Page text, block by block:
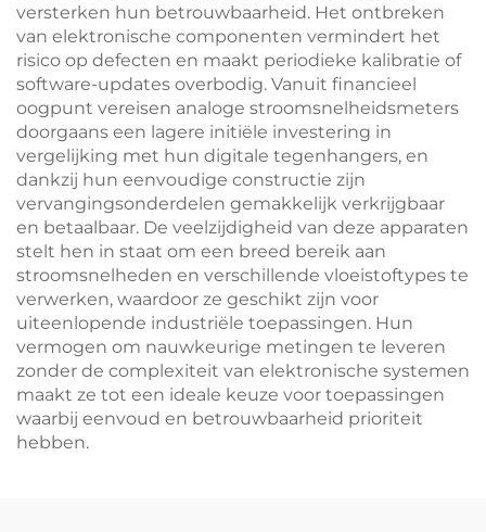
versterken hun betrouwbaarheid. Het ontbreken
van elektronische componenten vermindert het
risico op defecten en maakt periodieke kalibratie of
software-updates overbodig. Vanuit financieel
oogpunt vereisen analoge stroomsnelheidsmeters
doorgaans een lagere initiële investering in
vergelijking met hun digitale tegenhangers, en
dankzij hun eenvoudige constructie zijn
vervangingsonderdelen gemakkelijk verkrijgbaar
en betaalbaar. De veelzijdigheid van deze apparaten
stelt hen in staat om een breed bereik aan
stroomsnelheden en verschillende vloeistoftypes te
verwerken, waardoor ze geschikt zijn voor
uiteenlopende industriële toepassingen. Hun
vermogen om nauwkeurige metingen te leveren
zonder de complexiteit van elektronische systemen
maakt ze tot een ideale keuze voor toepassingen
waarbij eenvoud en betrouwbaarheid prioriteit
hebben.